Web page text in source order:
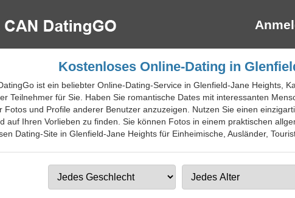
Kostenloses Online-Dating in
ist ein beliebter Online-Dating-Service in Glenfield-Jane Heights,
Teilnehmer für Sie. Haben Sie romantische Dates mit interessanten
Fotos und Profile anderer Benutzer anzuzeigen. Nutzen Sie einen
auf Ihren Vorlieben zu finden. Sie können Fotos in einem praktischen
Dating-Site in Glenfield-Jane Heights für Einheimische, Ausländer,